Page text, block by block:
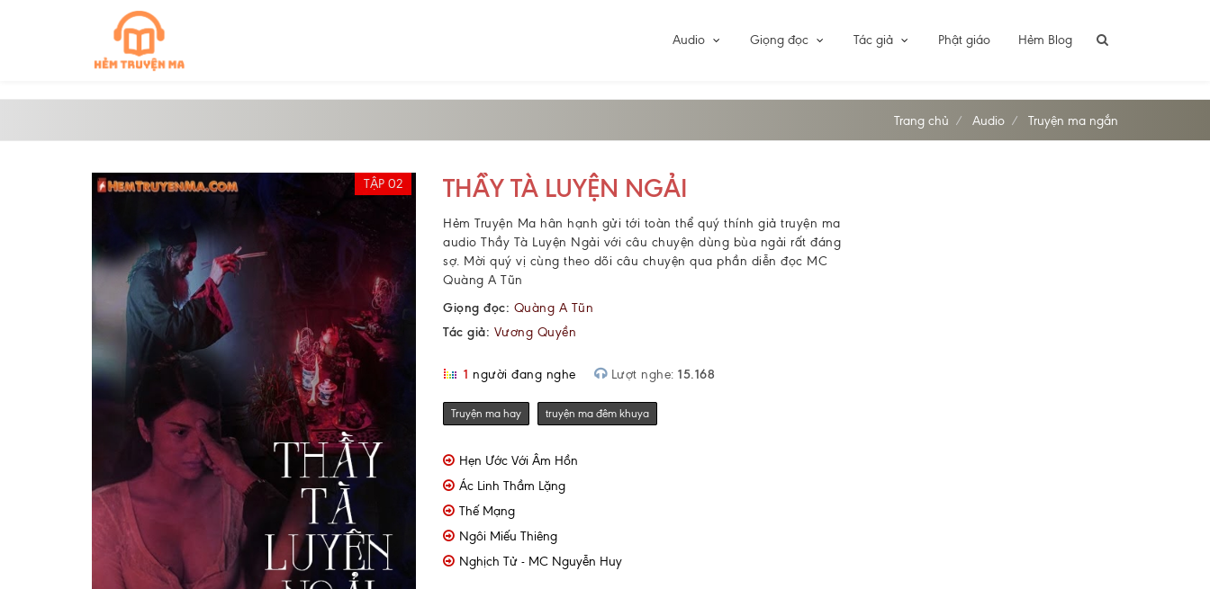
Audio Giọng đọc Tác giả Phật giáo Hẻm Blog
Trang chủ Audio Truyện ma ngắn
TẬP 02 THẦY TÀ LUYỆN NGẢI
Hẻm Truyện Ma hân hạnh gửi tới toàn thể quý thính giả truyện ma
audio Thầy Tà Luyện Ngải với câu chuyện dùng bùa ngải rất đáng
sợ. Mời quý vị cùng theo dõi câu chuyện qua phần diễn đọc MC
Quàng A Tũn
Giọng đọc: Quàng A Tũn
Tác giả: Vương Quyền
1 người đang nghe Lượt nghe: 15.168
Truyện ma hay truyện ma đêm khuya
Hẹn Ước Với Âm Hồn
Ác Linh Thầm Lặng
Thế Mạng
Ngôi Miếu Thiêng
Nghịch Tử - MC Nguyễn Huy